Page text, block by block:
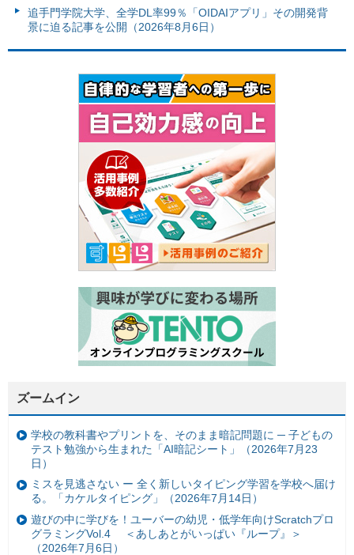
追手門学院大学、全学DL率99％「OIDAIアプリ」その開発背
景に迫る記事を公開（2026年8月6日）
ズームイン
学校の教科書やプリントを、そのまま暗記問題に ─ 子どもの
テスト勉強から生まれた「AI暗記シート」（2026年7月23
日）
ミスを見逃さない ー 全く新しいタイピング学習を学校へ届け
る。「カケルタイピング」（2026年7月14日）
遊びの中に学びを！ユーバーの幼児・低学年向けScratchプロ
グラミングVol.4 ＜あしあとがいっぱい『ループ』＞
（2026年7月6日）